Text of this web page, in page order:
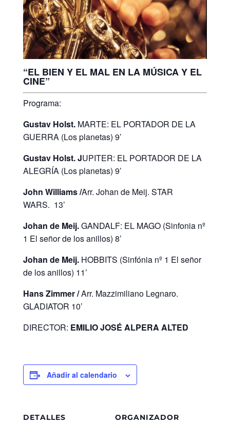
“EL BIEN Y EL MAL EN LA MÚSICA Y EL
CINE”
Programa:
Gustav Holst. MARTE: EL PORTADOR DE LA
GUERRA (Los planetas) 9’
Gustav Holst. JUPITER: EL PORTADOR DE LA
ALEGRÍA (Los planetas) 9’
John Williams /Arr. Johan de Meij. STAR
WARS. 13’
Johan de Meij.GANDALF: EL MAGO (Sinfonia nº
1 El señor de los anillos) 8’
Johan de Meij. HOBBITS (Sinfónia nº 1 El señor
de los anillos) 11’
Hans Zimmer /Arr. Mazzimiliano Legnaro.
GLADIATOR 10’
DIRECTOR: EMILIO JOSÉ ALPERA ALTED
Añadir al calendario
DETALLES ORGANIZADOR